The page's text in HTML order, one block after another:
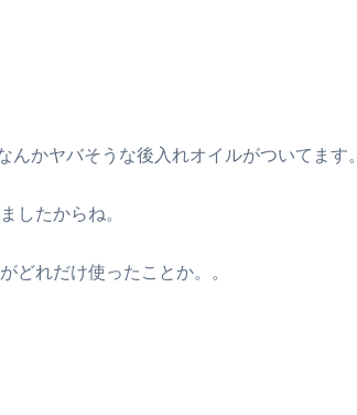
んかヤバそうな後入れオイルがついてます。
したからね。
どれだけ使ったことか。。